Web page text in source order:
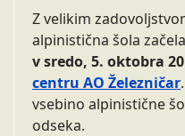
Z velikim
alpinistična šola začela
v sredo, 5. oktobra
centru AO Železničar
vsebino alpinistične
odseka.